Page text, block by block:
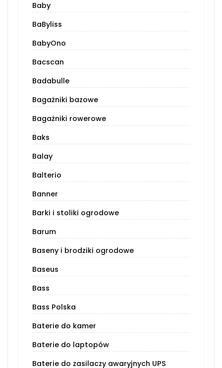
Baby
BaByliss
BabyOno
Bacscan
Badabulle
Bagażniki bazowe
Bagażniki rowerowe
Baks
Balay
Balterio
Banner
Barki i stoliki ogrodowe
Barum
Baseny i brodziki ogrodowe
Baseus
Bass
Bass Polska
Baterie do kamer
Baterie do laptopów
Baterie do zasilaczy awaryjnych UPS